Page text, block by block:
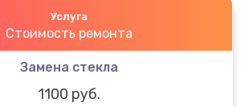
Услуга
Стоимость ремонта
Замена стекла
1100 руб.